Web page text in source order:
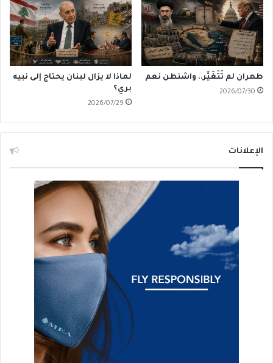
طهران لم تَتَغَيَّر.. واشنطن نعم
2026/07/30
لماذا لا يزال لبنان يحتاج إلى نبيه
بري؟
2026/07/29
الإعلانات